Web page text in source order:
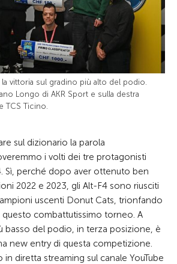
vittoria sul gradino più alto del podio.
Longo di AKR Sport e sulla destra
TCS Ticino.
sul dizionario la parola
i volti dei tre protagonisti
Sì, perché dopo aver ottenuto ben
2022 e 2023, gli Alt-F4 sono riusciti
uscenti Donut Cats, trionfando
questo combattutissimo torneo. A
basso del podio, in terza posizione, è
new entry di questa competizione.
diretta streaming sul canale YouTube